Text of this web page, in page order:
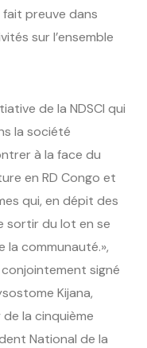
preuve dans
sur l’ensemble
de la NDSCI qui
la société
à la face du
en RD Congo et
qui, en dépit des
sortir du lot en se
communauté.»,
signé
Kijana,
la cinquième
National de la